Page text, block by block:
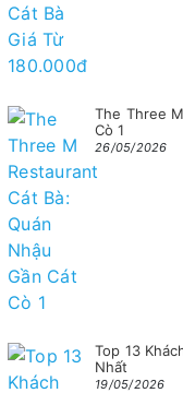
The Three
Cò 1
26/05/2026
Top 13
Nhất
19/05/2026